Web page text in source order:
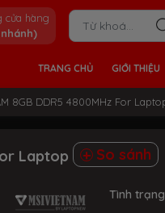
cửa hàng
TRANG CHỦ GIỚI THIỆU
8GB DDR5 4800MHz For
Laptop So sánh
Tình